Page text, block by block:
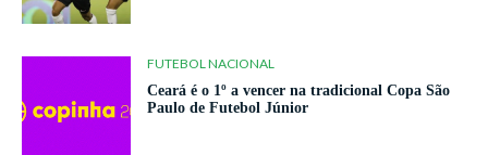
FUTEBOL NACIONAL
Ceará é o 1º a vencer na tradicional Copa São
Paulo de Futebol Júnior